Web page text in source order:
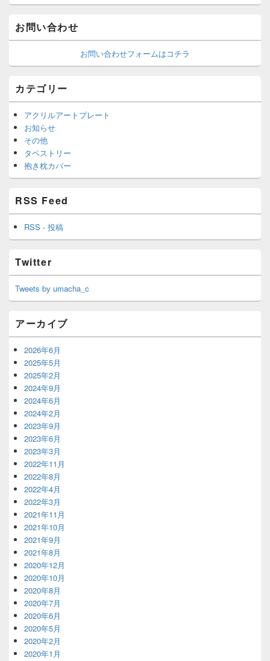
お問い合わせ
お問い合わせフォームはコチラ
カテゴリー
アクリルアートプレート
お知らせ
その他
タペストリー
抱き枕カバー
RSS Feed
RSS - 投稿
Twitter
Tweets by umacha_c
アーカイブ
2026年6月
2025年5月
2025年2月
2024年9月
2024年6月
2024年2月
2023年9月
2023年6月
2023年3月
2022年11月
2022年8月
2022年4月
2022年3月
2021年11月
2021年10月
2021年9月
2021年8月
2020年12月
2020年10月
2020年8月
2020年7月
2020年6月
2020年5月
2020年2月
2020年1月